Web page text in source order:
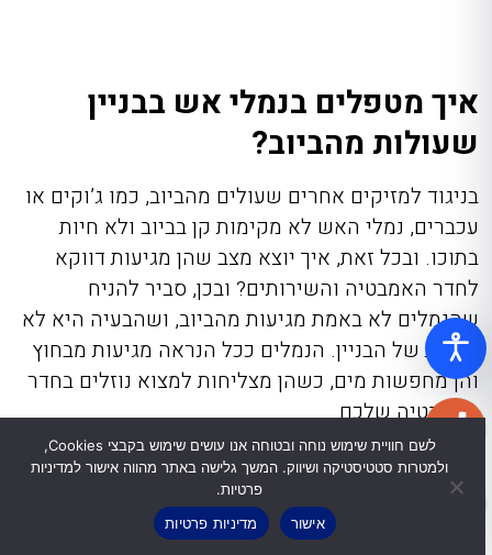
איך מטפלים בנמלי אש בבניין
שעולות מהביוב?
בניגוד למזיקים אחרים שעולים מהביוב, כמו ג’וקים או
עכברים, נמלי האש לא מקימות קן בביוב ולא חיות
בתוכו. ובכל זאת, איך יוצא מצב שהן מגיעות דווקא
לחדר האמבטיה והשירותים? ובכן, סביר להניח
שהנמלים לא באמת מגיעות מהביוב, ושהבעיה היא לא
בצנרת של הבניין. הנמלים ככל הנראה מגיעות מבחוץ
והן מחפשות מים, כשהן מצליחות למצוא נוזלים בחדר
האמבטיה שלכם.
אם יש בעיית איטום או נזילה, הזמינו את איש המקצוע
המתאים שיטפל בבעיה. בו זמנית
שתספק נגד נמלת האש הקטנה טיפול
לשם חוויית שימוש נוחה ובטוחה אנו עושים שימוש בקבצי Cookies,
ולמטרות סטטיסטיקה ושיווק. המשך גלישה באתר מהווה אישור למדיניות
פרטיות.
אישור
מדיניות פרטיות